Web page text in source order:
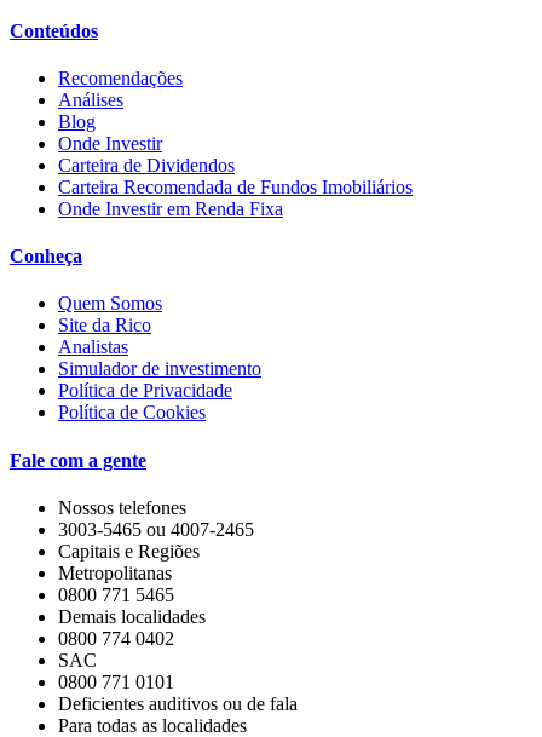
Conteúdos
Recomendações
Análises
Blog
Onde Investir
Carteira de Dividendos
Carteira Recomendada de Fundos Imobiliários
Onde Investir em Renda Fixa
Conheça
Quem Somos
Site da Rico
Analistas
Simulador de investimento
Política de Privacidade
Política de Cookies
Fale com a gente
Nossos telefones
3003-5465 ou 4007-2465
Capitais e Regiões
Metropolitanas
0800 771 5465
Demais localidades
0800 774 0402
SAC
0800 771 0101
Deficientes auditivos ou de fala
Para todas as localidades